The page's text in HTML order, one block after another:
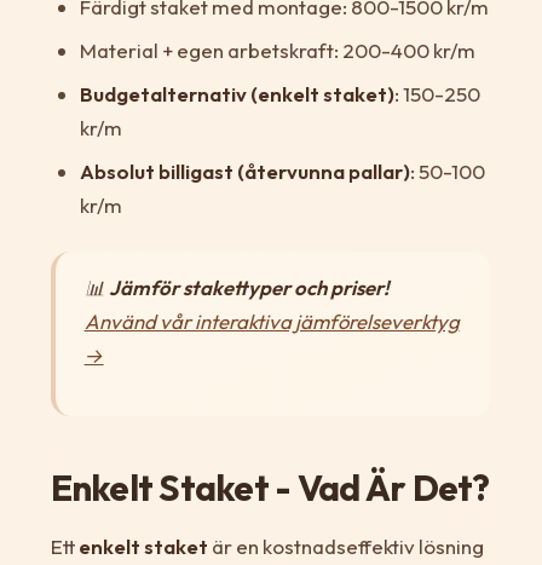
Färdigt staket med montage: 800-1500 kr/m
Material + egen arbetskraft: 200-400 kr/m
Budgetalternativ (enkelt staket): 150-250
kr/m
Absolut billigast (återvunna pallar): 50-100
kr/m
📊Jämför stakettyper och priser!
Använd vår interaktiva jämförelseverktyg
→
Enkelt Staket - Vad Är Det?
Ettenkelt staket är en kostnadseffektiv lösning